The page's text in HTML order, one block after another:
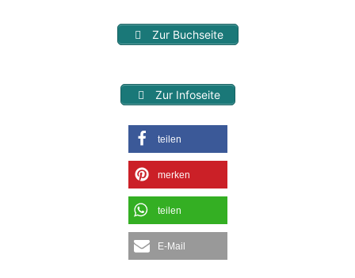
Zur Buchseite
Zur Infoseite
teilen
merken
teilen
E-Mail